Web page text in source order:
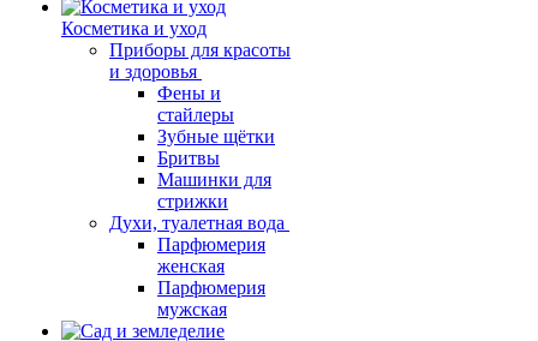
Косметика и уход
Приборы для красоты
и здоровья
Фены и
стайлеры
Зубные щётки
Бритвы
Машинки для
стрижки
Духи, туалетная вода
Парфюмерия
женская
Парфюмерия
мужская